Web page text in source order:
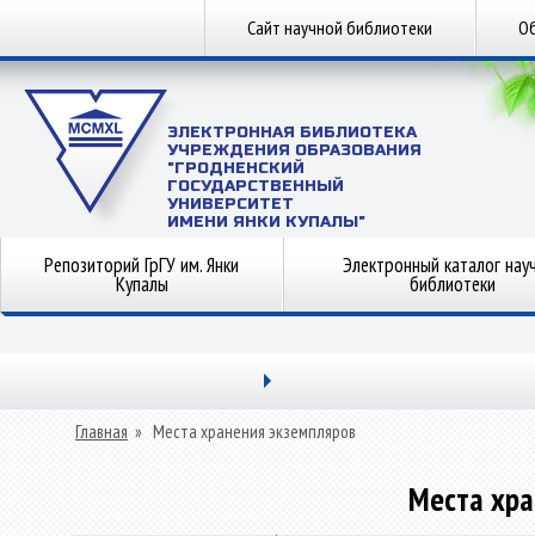
Сайт научной библиотеки
ЭЛЕКТРОННАЯ БИБЛИОТЕКА
УЧРЕЖДЕНИЯ ОБРАЗОВАНИЯ
"ГРОДНЕНСКИЙ
ГОСУДАРСТВЕННЫЙ
УНИВЕРСИТЕТ
ИМЕНИ ЯНКИ КУПАЛЫ"
Репозиторий ГрГУ им. Янки
Купалы
Электронный каталог
библиотеки
Главная » Места хранения экземпляров
Места